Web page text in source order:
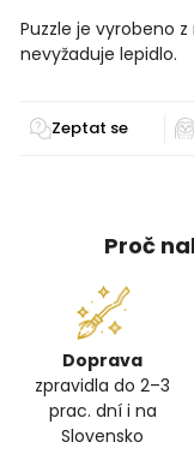
Puzzle je vyrobeno
nevyžaduje lepidlo.
Zeptat se
Proč
Doprava
zpravidla do 2–3
prac. dní i na
Slovensko